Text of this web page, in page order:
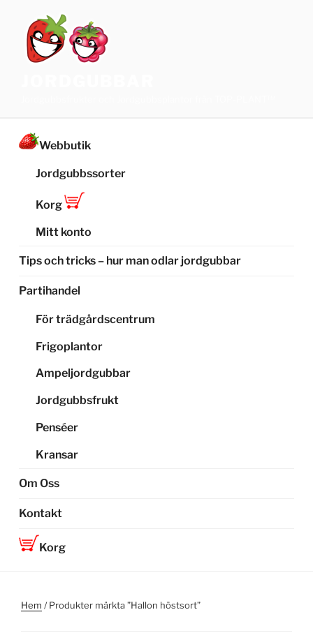
innehåll
Webbutik
Jordgubbssorter
Korg
Mitt konto
Tips och tricks – hur man odlar jordgubbar
Partihandel
För trädgårdscentrum
Frigoplantor
Ampeljordgubbar
Jordgubbsfrukt
Penséer
Kransar
Om Oss
Kontakt
Korg
Hem / Produkter märkta ”Hallon höstsort”